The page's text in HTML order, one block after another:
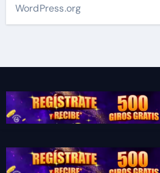
WordPress.org